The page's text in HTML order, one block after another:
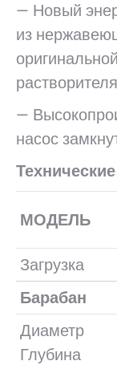
— Новый
из
растворителя
—
насос
МОДЕЛЬ
Загрузка
Барабан
Диаметр
Глубина